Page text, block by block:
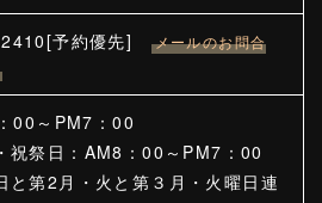
予約優先]
メールのお問合
00～PM7：00
祝祭日：AM8：00～PM7：00
と第2月・火と第３月・火曜日連